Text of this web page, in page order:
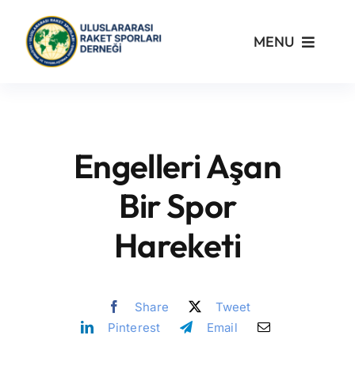
content
MENU
Engelleri Aşan
Bir Spor
Hareketi
Share
Tweet
Pinterest
Email